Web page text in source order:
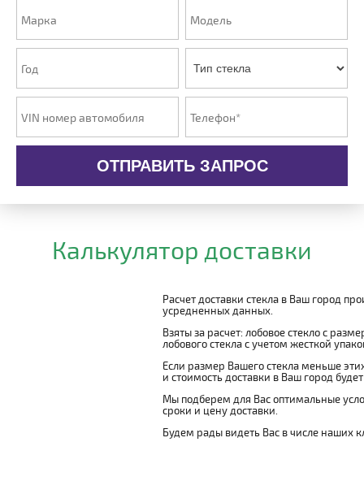
ОТПРАВИТЬ ЗАПРОС
Калькулятор доставки
Расчет доставки стекла в Ваш город
усредненных данных.
Взяты за расчет: лобовое стекло с
лобового стекла с учетом жесткой
Если размер Вашего стекла меньше
и стоимость доставки в Ваш город
Мы подберем для Вас оптимальные
сроки и цену доставки.
Будем рады видеть Вас в числе наших